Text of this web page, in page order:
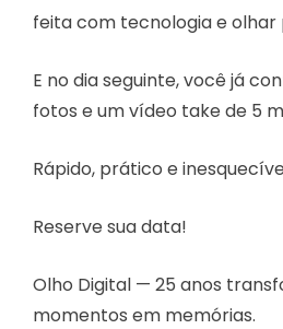
feita com tecnologia e olhar
E no dia seguinte, você já
fotos e um vídeo take de 5
Rápido, prático e
Reserve sua data!
Olho Digital — 25 anos
momentos em memórias.